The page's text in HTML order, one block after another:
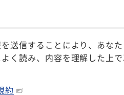
送信することにより、あな
く読み、内容を理解した上で
約